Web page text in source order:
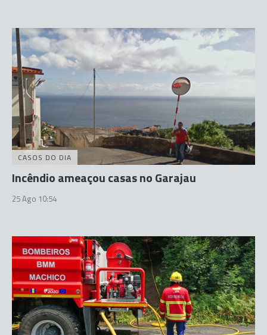
CASOS DO DIA
Incêndio ameaçou casas no Garajau
25 Ago 10:54